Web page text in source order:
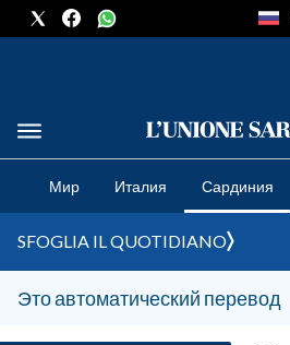
CRONACA SARDEGNA
CAGLIARI
SULCIS IGLESIENTE
MEDIO CAMPIDANO
Мир Италия Сардиния
SFOGLIA IL QUOTIDIANO
Это автоматический перевод